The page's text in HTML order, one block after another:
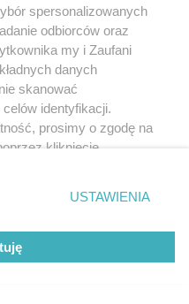
spersonalizowanych
odbiorców oraz
my i Zaufani
danych
skanować
identyfikacji.
prosimy o zgodę na
kliknięcie
ustawień prywatności
rogu strony
wymagają zgody
się takiemu
miały zastosowanie tylko
USTAWIENIA